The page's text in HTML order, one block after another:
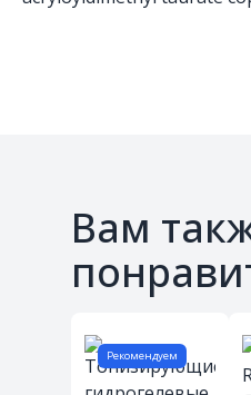
Вам
Рекомендуем